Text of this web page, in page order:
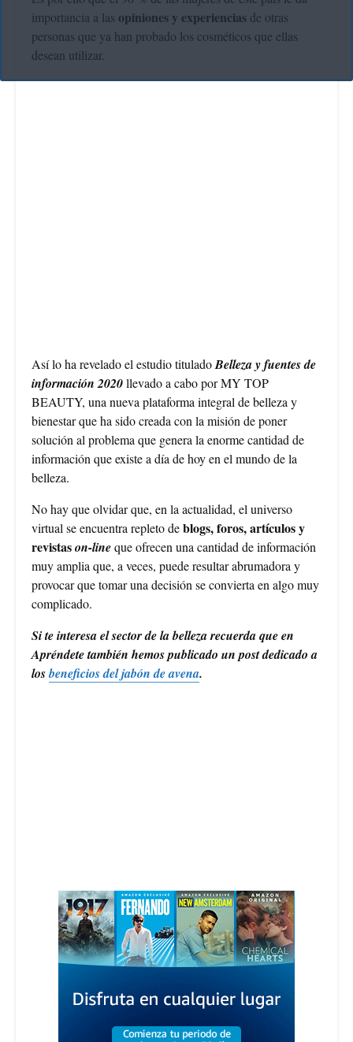
importancia a las opiniones y experiencias de otras
personas que ya han probado los cosméticos que ellas
desean utilizar.
Así lo ha revelado el estudio tituladoBelleza y fuentes de
información 2020llevado a cabo por MY TOP
BEAUTY, una nueva plataforma integral de belleza y
bienestar que ha sido creada con la misión de poner
solución al problema que genera la enorme cantidad de
información que existe a día de hoy en el mundo de la
belleza.
No hay que olvidar que, en la actualidad, el universo
virtual se encuentra repleto deblogs, foros, artículos y
revistason-lineque ofrecen una cantidad de información
muy amplia que, a veces, puede resultar abrumadora y
provocar que tomar una decisión se convierta en algo muy
complicado.
Si te interesa el sector de la belleza recuerda que en
Apréndete también hemos publicado un post dedicado a
losbeneficios del jabón de avena.